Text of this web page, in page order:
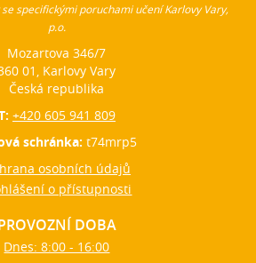
specifickými poruchami učení Karlovy Vary,
p.o.
Mozartova 346/7
01, Karlovy Vary
Česká republika
+420 605 941 809
schránka:t74mrp5
osobních údajů
o přístupnosti
DOBA
Dnes: 8:00 - 16:00